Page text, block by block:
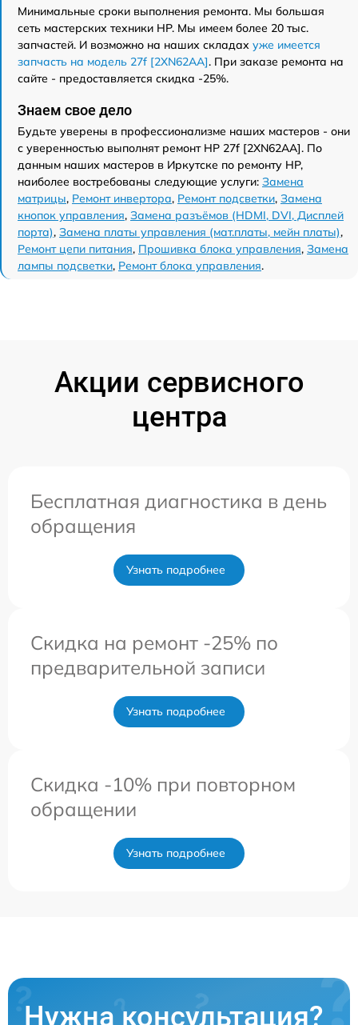
Минимальные сроки выполнения ремонта. Мы большая
сеть мастерских техники HP. Мы имеем более 20 тыс.
запчастей. И возможно на наших складах уже имеется
запчасть на модель 27f [2XN62AA]. При заказе ремонта на
сайте - предоставляется скидка -25%.
Знаем свое дело
Будьте уверены в профессионализме наших мастеров - они
с уверенностью выполнят ремонт HP 27f [2XN62AA]. По
данным наших мастеров в Иркутске по ремонту HP,
наиболее востребованы следующие услуги: Замена
матрицы, Ремонт инвертора, Ремонт подсветки, Замена
кнопок управления, Замена разъёмов (HDMI, DVI, Дисплей
порта), Замена платы управления (мат.платы, мейн платы),
Ремонт цепи питания, Прошивка блока управления, Замена
лампы подсветки, Ремонт блока управления.
Акции сервисного
центра
Бесплатная диагностика в день
обращения
Узнать подробнее
Скидка на ремонт -25% по
предварительной записи
Узнать подробнее
Скидка -10% при повторном
обращении
Узнать подробнее
Нужна консультация?